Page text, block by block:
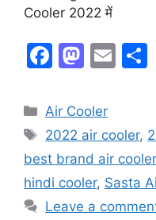
Cooler 2022 में
F
c
e
b
o
o
M
st
o
d
o
n
E
l
Air Cooler
2022 air cooler,
best brand air cooler
hindi cooler, Sasta
Leave a